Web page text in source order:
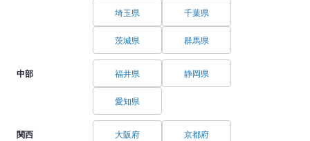
埼玉県 千葉県
茨城県 群馬県
中部 福井県 静岡県
愛知県
関西 大阪府 京都府